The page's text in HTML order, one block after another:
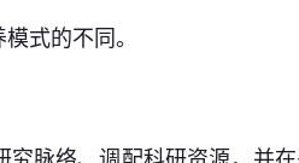
式的不同。